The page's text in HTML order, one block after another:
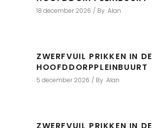
18 december 2026 By Alan
ZWERFVUIL PRIKKEN IN DE
HOOFDDORPPLEINBUURT
5 december 2026 By Alan
ZWERFVUIL PRIKKEN IN DE